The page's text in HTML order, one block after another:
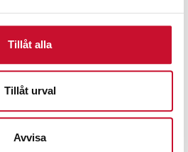
Tillåt alla
Tillåt urval
Avvisa